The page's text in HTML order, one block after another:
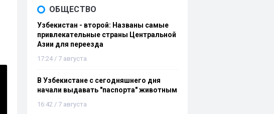
ОБЩЕСТВО
Узбекистан - второй: Названы самые
привлекательные страны Центральной
Азии для переезда
17:24 / 7 августа
В Узбекистане с сегодняшнего дня
начали выдавать "паспорта" животным
16:42 / 7 августа